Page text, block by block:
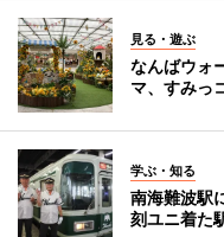
見る・遊ぶ
なんばウォ
マ、すみっ
学ぶ・知る
南海難波駅
刻ユニ着た